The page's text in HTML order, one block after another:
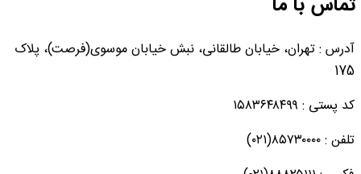
تماس با ما
آدرس : تهران، خیابان طالقانی، نبش خیابان موسوی(فرصت)، پلاک
175
کد پستی : ۱۵۸۳۶۴۸۴۹۹
تلفن : ۸۵۷۳۰۰۰۰(۰۲۱)